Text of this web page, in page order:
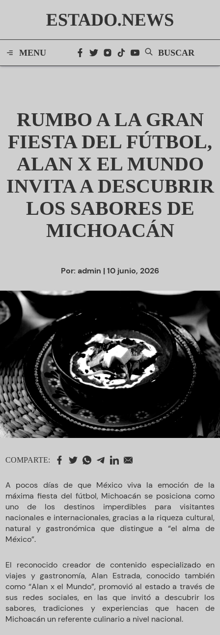
ESTADO.NEWS
MENU BUSCAR
RUMBO A LA GRAN
FIESTA DEL FÚTBOL,
ALAN X EL MUNDO
INVITA A DESCUBRIR
LOS SABORES DE
MICHOACÁN
Por: admin | 10 junio, 2026
COMPARTE:
A pocos días de que México viva la emoción de la
máxima fiesta del fútbol, Michoacán se posiciona como
uno de los destinos imperdibles para visitantes
nacionales e internacionales, gracias a la riqueza cultural,
natural y gastronómica que distingue a “el alma de
México”.
El reconocido creador de contenido especializado en
viajes y gastronomía, Alan Estrada, conocido también
como “Alan x el Mundo”, promovió al estado a través de
sus redes sociales, en las que invitó a descubrir los
sabores, tradiciones y experiencias que hacen de
Michoacán un referente culinario a nivel nacional.